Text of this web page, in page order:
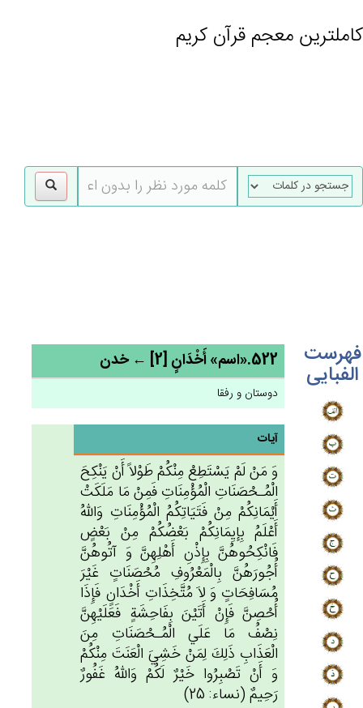
کاملترین معجم قرآن کریم
فهرست
الفبایی 522.«اسم» أَخْدَان‌ٍ [2] ← خدن
دوستان و رفقا
آیات
وَ مَنْ‌ لَمْ‌ يَسْتَطِع‌ْ مِنْكُم‌ْ طَوْلاً أَنْ‌ يَنْكِح‌َ
الْمُـحْصَنَات‌ِ الْمُؤْمِنَات‌ِ فَمِن‌ْ مَا مَلَكَت‌ْ
أَيْمَانِكُمْ‌ مِنْ‌ فَتَيَاتِكُم‌ُ الْمُؤْمِنَات‌ِ وَالله‌ُ
أَعْلَم‌ُ بِإيِمَانِكُم‌ْ بَعْضُكُمْ‌ مِنْ‌ بَعْض‌ٍ
فَانْكِحُوهُن‌َّ بِإِذْن‌ِ أَهْلِهِن‌َّ وَ آتُوهُن‌َّ
أُجُورَهُن‌َّ بِالْمَعْرُوف‌ِ مُحْصَنَات‌ٍ غَيْرَ
مُسَافِحَات‌ٍ وَ لاَ مُتَّخِذَات‌ِ أَخْدَان‌ٍ فَإِذَا
أُحْصِن‌َّ فَإِن‌ْ أَتَيْن‌َ بِفَاحِشَة‌ٍ فَعَلَيْهِن‌َّ
نِصْف‌ُ مَا عَلَي‌ الْمُـحْصَنَات‌ِ مِن‌َ
الْعَذَاب‌ِ ذَلِك‌َ لِمَن‌ْ خَشِي‌َ الْعَنَت‌َ مِنْكُم‌ْ
وَ أَنْ‌ تَصْبِرُوا خَيْرٌ لَكُم‌ْ وَالله‌ُ غَفُورٌ
رَحِيم‌ٌ (نساء: 25)